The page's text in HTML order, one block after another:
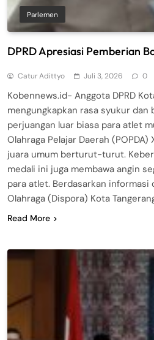
Parlemen
DPRD Apresiasi Pemberian
Catur Adittyo Juli 3, 2026 0
​Kobennews.id- Anggota DPRD
mengungkapkan rasa syukur dan
perjuangan luar biasa para atlet
Olahraga Pelajar Daerah
juara umum berturut-turut.
medali ini juga membawa angin
para atlet. Berdasarkan informasi
Olahraga (Dispora) Kota
Read More